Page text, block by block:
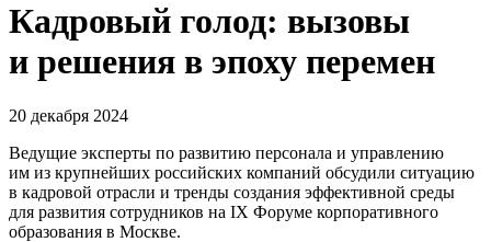
Кадровый голод: вызовы
и решения в эпоху перемен
20 декабря 2024
Ведущие эксперты по развитию персонала и управлению
им из крупнейших российских компаний обсудили ситуацию
в кадровой отрасли и тренды создания эффективной среды
для развития сотрудников на IX Форуме корпоративного
образования в Москве.